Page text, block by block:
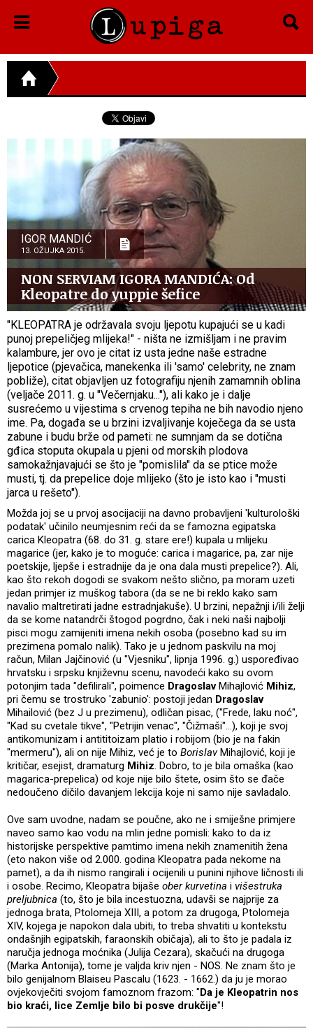
IGOR MANDIĆ
13. OŽUJKA 2015.
NON SERVIAM IGORA MANDIĆA: Od
Kleopatre do yuppie šefice
"KLEOPATRA je održavala svoju ljepotu kupajući se u kadi
punoj prepeličjeg mlijeka!" - ništa ne izmišljam i ne pravim
kalambure, jer ovo je citat iz usta jedne naše estradne
ljepotice (pjevačica, manekenka ili 'samo' celebrity, ne znam
pobliže), citat objavljen uz fotografiju njenih zamamnih oblina
(veljače 2011. g. u "Večernjaku..."), ali kako je i dalje
susrećemo u vijestima s crvenog tepiha ne bih navodio njeno
ime. Pa, događa se u brzini izvaljivanje koječega da se usta
zabune i budu brže od pameti: ne sumnjam da se dotična
gđica stoputa okupala u pjeni od morskih plodova
samokažnjavajući se što je "pomislila" da se ptice može
musti, tj. da prepelice doje mlijeko (što je isto kao i "musti
jarca u rešeto").
Možda joj se u prvoj asocijaciji na davno probavljeni 'kulturološki
podatak' učinilo neumjesnim reći da se famozna egipatska
carica Kleopatra (68. do 31. g. stare ere!) kupala u mlijeku
magarice (jer, kako je to moguće: carica i magarice, pa, zar nije
poetskije, ljepše i estradnije da je ona dala musti prepelice?). Ali,
kao što rekoh dogodi se svakom nešto slično, pa moram uzeti
jedan primjer iz muškog tabora (da se ne bi reklo kako sam
navalio maltretirati jadne estradnjakuše). U brzini, nepažnji i/ili želji
da se kome natandrči štogod pogrdno, čak i neki naši najbolji
pisci mogu zamijeniti imena nekih osoba (posebno kad su im
prezimena pomalo nalik). Tako je u jednom paskvilu na moj
račun, Milan Jajčinović (u "Vjesniku", lipnja 1996. g.) uspoređivao
hrvatsku i srpsku književnu scenu, navodeći kako su ovom
potonjim tada "defilirali", poimence DragoslavMihajlović Mihiz,
pri čemu se trostruko 'zabunio': postoji jedan Dragoslav
Mihailović (bez J u prezimenu), odličan pisac, ("Frede, laku noć",
"Kad su cvetale tikve", "Petrijin venac", "Čižmaši"...), koji je svoj
antikomunizam i antititoizam platio i robijom (bio je na fakin
"mermeru"), ali on nije Mihiz, već je to BorislavMihajlović, koji je
kritičar, esejist, dramaturg Mihiz. Dobro, to je bila omaška (kao
magarica-prepelica) od koje nije bilo štete, osim što se đače
nedoučeno dičilo davanjem lekcija koje ni samo nije savladalo.
Ove sam uvodne, nadam se poučne, ako ne i smiješne primjere
naveo samo kao vodu na mlin jedne pomisli: kako to da iz
historijske perspektive pamtimo imena nekih znamenitih žena
(eto nakon više od 2.000. godina Kleopatra pada nekome na
pamet), a da ih nismo rangirali i ocijenili u punini njihove ličnosti ili
i osobe. Recimo, Kleopatra bijaše ober kurvetina i višestruka
preljubnica (to, što je bila incestuozna, udavši se najprije za
jednoga brata, Ptolomeja XIII, a potom za drugoga, Ptolomeja
XIV, kojega je napokon dala ubiti, to treba shvatiti u kontekstu
ondašnjih egipatskih, faraonskih običaja), ali to što je padala iz
naručja jednoga moćnika (Julija Cezara), skačući na drugoga
(Marka Antonija), tome je valjda kriv njen - NOS. Ne znam što je
bilo genijalnom Blaiseu Pascalu (1623. - 1662.) da ju je morao
ovjekovječiti svojom famoznom frazom: "Da je Kleopatrin nos
bio kraći, lice Zemlje bilo bi posve drukčije"!